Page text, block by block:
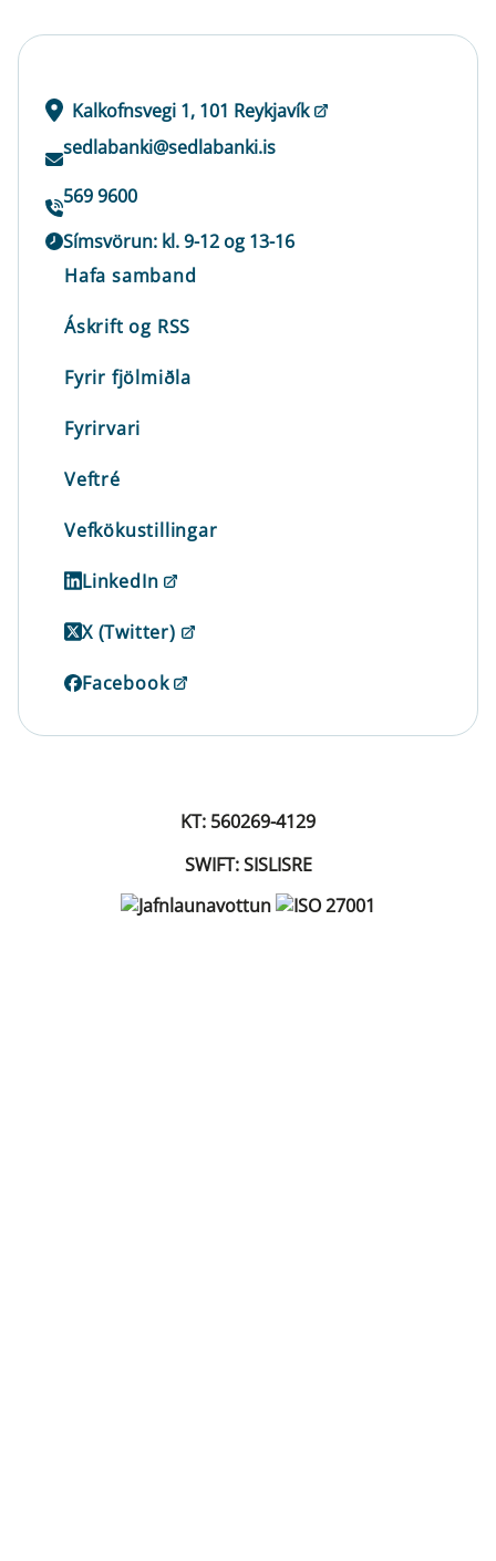
Kalkofnsvegi 1, 101 Reykjavík
sedlabanki@sedlabanki.is
569 9600
Símsvörun: kl. 9-12 og 13-16
Hafa samband
Áskrift og RSS
Fyrir fjölmiðla
Fyrirvari
Veftré
Vefkökustillingar
LinkedIn
X (Twitter)
Facebook
KT: 560269-4129
SWIFT: SISLISRE